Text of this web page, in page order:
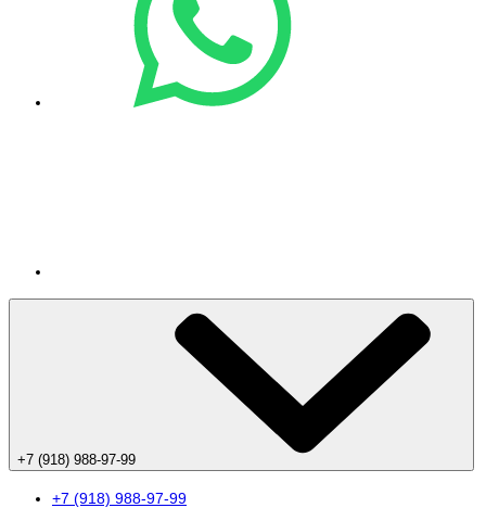
+7 (918) 988-97-99
+7 (918) 988-97-99